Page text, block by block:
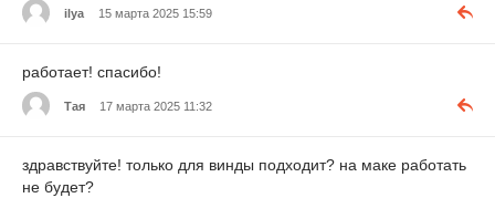
ilya 15 марта 2025 15:59
работает! спасибо!
Тая 17 марта 2025 11:32
здравствуйте! только для винды подходит? на маке работать
не будет?